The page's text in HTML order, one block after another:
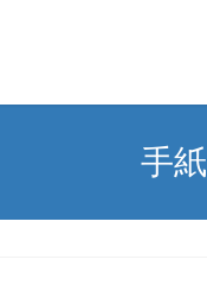
手紙